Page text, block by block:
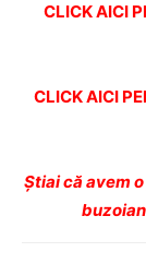
CLICK AICI
CLICK AICI
Ştiai că avem